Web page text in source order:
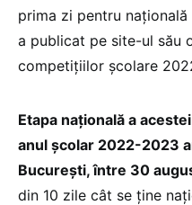
prima zi pentru
a publicat pe site-ul său
competițiilor școlare
Etapa națională a
anul școlar 2022-2023
București, între 30
din 10 zile cât se ține